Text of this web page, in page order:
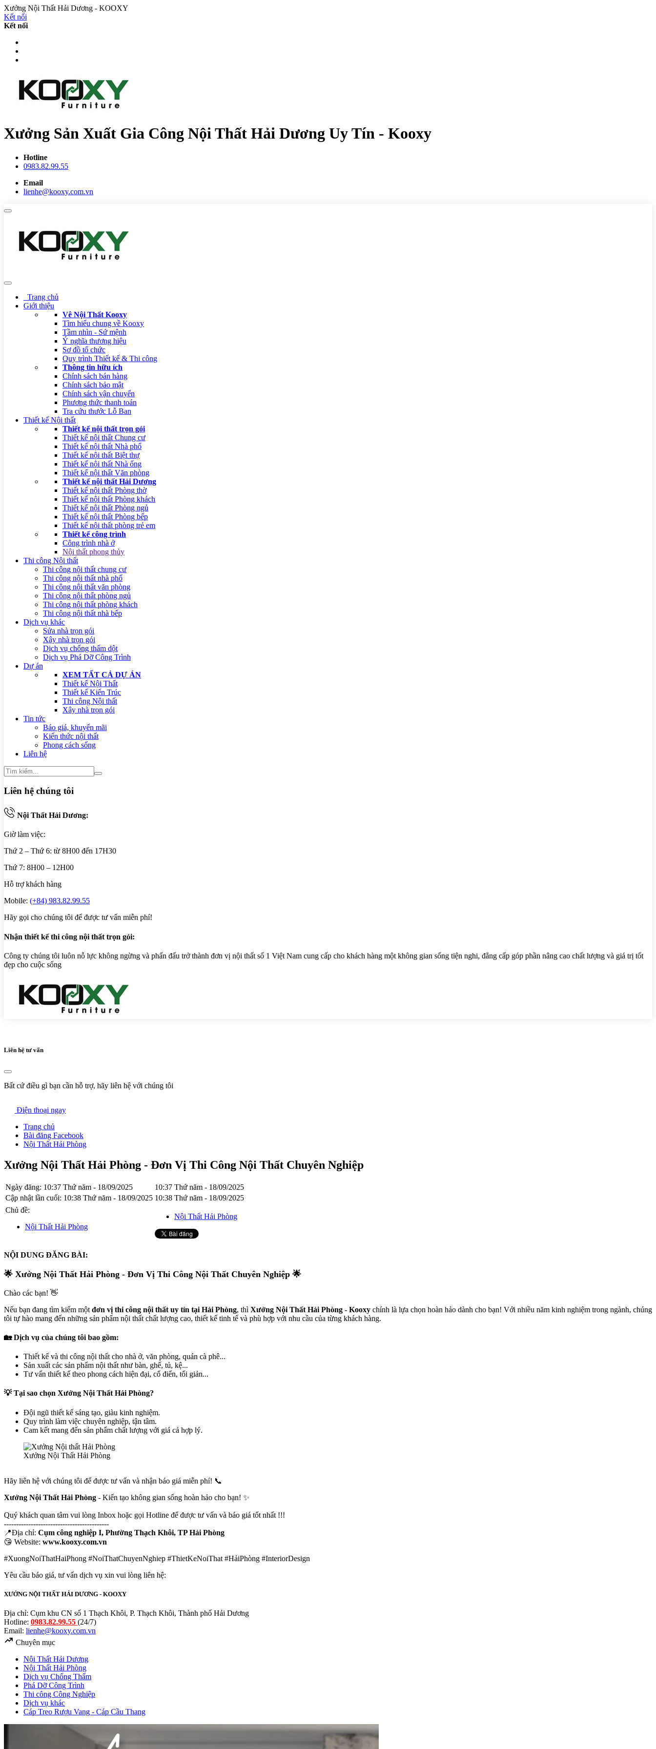
Xưởng Nội Thất Hải Dương - KOOXY
Kết nối
Kết nối
Xưởng Sản Xuất Gia Công Nội Thất Hải Dương Uy Tín - Kooxy
Hotline
0983.82.99.55
Email
lienhe@kooxy.com.vn
Trang chủ
Giới thiệu
Vê Nội Thất Kooxy
Tìm hiểu chung về Kooxy
Tầm nhìn - Sứ mệnh
Ý nghĩa thương hiệu
Sơ đồ tổ chức
Quy trình Thiết kế & Thi công
Thông tin hữu ích
Chính sách bán hàng
Chính sách bảo mật
Chính sách vận chuyển
Phương thức thanh toán
Tra cứu thước Lỗ Ban
Thiết kế Nội thất
Thiết kế nội thất trọn gói
Thiết kế nội thất Chung cư
Thiết kế nội thất Nhà phố
Thiết kế nội thất Biệt thự
Thiết kế nội thất Nhà ống
Thiết kế nội thất Văn phòng
Thiết kế nội thất Hải Dương
Thiết kế nội thất Phòng thờ
Thiết kế nội thất Phòng khách
Thiết kế nội thất Phòng ngủ
Thiết kế nội thất Phòng bếp
Thiết kế nội thất phòng trẻ em
Thiết kế công trình
Công trình nhà ở
Nội thất phong thủy
Thi công Nội thất
Thi công nội thất chung cư
Thi công nội thất nhà phố
Thi công nội thất văn phòng
Thi công nội thất phòng ngủ
Thi công nội thất phòng khách
Thi công nội thất nhà bếp
Dịch vụ khác
Sửa nhà trọn gói
Xây nhà trọn gói
Dịch vụ chống thấm dột
Dịch vụ Phá Dỡ Công Trình
Dự án
XEM TẤT CẢ DỰ ÁN
Thiết kế Nội Thất
Thiết kế Kiến Trúc
Thi công Nội thất
Xây nhà trọn gói
Tin tức
Báo giá, khuyến mãi
Kiến thức nội thất
Phong cách sống
Liên hệ
Liên hệ chúng tôi
Nội Thất Hải Dương:
Giờ làm việc:
Thứ 2 – Thứ 6: từ 8H00 đến 17H30
Thứ 7: 8H00 – 12H00
Hỗ trợ khách hàng
Mobile: (+84) 983.82.99.55
Hãy gọi cho chúng tôi để được tư vấn miễn phí!
Nhận thiết kế thi công nội thất trọn gói:
Công ty chúng tôi luôn nỗ lực không ngừng và phấn đấu trở thành đơn vị nội thất số 1 Việt Nam cung cấp cho khách hàng một không gian sống tiện nghi, đẳng cấp góp phần nâng cao chất lượng và giá trị tốt
đẹp cho cuộc sống
Liên hệ tư vấn
Bất cứ điều gì bạn cần hỗ trợ, hãy liên hệ với chúng tôi
Điện thoại ngay
Trang chủ
Bài đăng Facebook
Nội Thất Hải Phòng
Xưởng Nội Thất Hải Phòng - Đơn Vị Thi Công Nội Thất Chuyên Nghiệp
Ngày đăng: 10:37 Thứ năm - 18/09/2025
10:37 Thứ năm - 18/09/2025
Cập nhật lần cuối: 10:38 Thứ năm - 18/09/2025 10:38 Thứ năm - 18/09/2025
Chủ đề:
Nội Thất Hải Phòng
Nội Thất Hải Phòng
NỘI DUNG ĐĂNG BÀI:
🌟 Xưởng Nội Thất Hải Phòng - Đơn Vị Thi Công Nội Thất Chuyên Nghiệp 🌟
Chào các bạn! 👋
Nếu bạn đang tìm kiếm một đơn vị thi công nội thất uy tín tại Hải Phòng, thì Xưởng Nội Thất Hải Phòng - Kooxy chính là lựa chọn hoàn hảo dành cho bạn! Với nhiều năm kinh nghiệm trong ngành, chúng
tôi tự hào mang đến những sản phẩm nội thất chất lượng cao, thiết kế tinh tế và phù hợp với nhu cầu của từng khách hàng.
🏡Dịch vụ của chúng tôi bao gồm:
Thiết kế và thi công nội thất cho nhà ở, văn phòng, quán cà phê...
Sản xuất các sản phẩm nội thất như bàn, ghế, tủ, kệ...
Tư vấn thiết kế theo phong cách hiện đại, cổ điển, tối giản...
💡Tại sao chọn Xưởng Nội Thất Hải Phòng?
Đội ngũ thiết kế sáng tạo, giàu kinh nghiệm.
Quy trình làm việc chuyên nghiệp, tận tâm.
Cam kết mang đến sản phẩm chất lượng với giá cả hợp lý.
Xưởng Nội Thất Hải Phòng
Hãy liên hệ với chúng tôi để được tư vấn và nhận báo giá miễn phí! 📞
Xưởng Nội Thất Hải Phòng - Kiến tạo không gian sống hoàn hảo cho bạn! ✨
Quý khách quan tâm vui lòng Inbox hoặc gọi Hotline để được tư vấn và báo giá tốt nhất !!!
-------------------------------------------
📍Địa chỉ: Cụm công nghiệp I, Phường Thạch Khôi, TP Hải Phòng
😘 Website: www.kooxy.com.vn
#XuongNoiThatHaiPhong #NoiThatChuyenNghiep #ThietKeNoiThat #HảiPhòng #InteriorDesign
Yêu cầu báo giá, tư vấn dịch vụ xin vui lòng liên hệ:
XƯỞNG NỘI THẤT HẢI DƯƠNG - KOOXY
Địa chỉ: Cụm khu CN số 1 Thạch Khôi, P. Thạch Khôi, Thành phố Hải Dương
Hotline: 0983.82.99.55 (24/7)
Email: lienhe@kooxy.com.vn
Chuyên mục
Nội Thất Hải Dương
Nội Thất Hải Phòng
Dịch vụ Chống Thấm
Phá Dỡ Công Trình
Thi công Công Nghiệp
Dịch vụ khác
Cáp Treo Rượu Vang - Cáp Cầu Thang